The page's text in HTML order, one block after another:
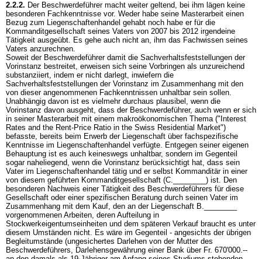
2.2.2. Der Beschwerdeführer macht weiter geltend, bei ihm lägen keine
besonderen Fachkenntnisse vor. Weder habe seine Masterarbeit einen
Bezug zum Liegenschaftenhandel gehabt noch habe er für die
Kommanditgesellschaft seines Vaters von 2007 bis 2012 irgendeine
Tätigkeit ausgeübt. Es gehe auch nicht an, ihm das Fachwissen seines
Vaters anzurechnen.
Soweit der Beschwerdeführer damit die Sachverhaltsfeststellungen der
Vorinstanz bestreitet, erweisen sich seine Vorbringen als unzureichend
substanziiert, indem er nicht darlegt, inwiefern die
Sachverhaltsfeststellungen der Vorinstanz im Zusammenhang mit den
von dieser angenommenen Fachkenntnissen unhaltbar sein sollen.
Unabhängig davon ist es vielmehr durchaus plausibel, wenn die
Vorinstanz davon ausgeht, dass der Beschwerdeführer, auch wenn er sich
in seiner Masterarbeit mit einem makroökonomischen Thema ("Interest
Rates and the Rent-Price Ratio in the Swiss Residential Market")
befasste, bereits beim Erwerb der Liegenschaft über fachspezifische
Kenntnisse im Liegenschaftenhandel verfügte. Entgegen seiner eigenen
Behauptung ist es auch keineswegs unhaltbar, sondern im Gegenteil
sogar naheliegend, wenn die Vorinstanz berücksichtigt hat, dass sein
Vater im Liegenschaftenhandel tätig und er selbst Kommanditär in einer
von diesem geführten Kommanditgesellschaft (C.________) ist. Den
besonderen Nachweis einer Tätigkeit des Beschwerdeführers für diese
Gesellschaft oder einer spezifischen Beratung durch seinen Vater im
Zusammenhang mit dem Kauf, den an der Liegenschaft B.________
vorgenommenen Arbeiten, deren Aufteilung in
Stockwerkeigentumseinheiten und dem späteren Verkauf braucht es unter
diesem Umständen nicht. Es wäre im Gegenteil - angesichts der übrigen
Begleitumstände (ungesichertes Darlehen von der Mutter des
Beschwerdeführers, Darlehensgewährung einer Bank über Fr. 670'000.--